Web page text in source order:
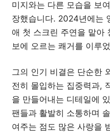
미지와는 다른 모습을 보
장했습니다. 2024년에는
애 첫 스크린 주연을 맡아
보에 오르는 쾌거를 이루
그의 인기 비결은 단순한
전히 몰입하는 집중력과,
을 만들어내는 디테일에
팬들과 활발히 소통하며
여주는 점도 많은 사랑을